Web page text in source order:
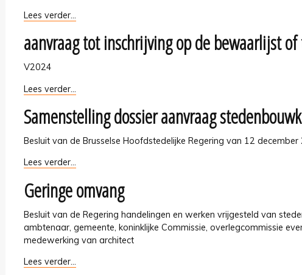
Beheersplan
erfgoed
-
Lees verder...
aanvraag tot inschrijving op de bewaarlijst
V2024
aanvraag
inschrijving
op
de
of
bescherming
Lees verder...
Samenstelling dossier aanvraag
Besluit van de Brusselse Hoofdstedelijke Regering van 12 december
Samenstelling
aanvraag
stedenbouwkundige
vergunning
-
Lees verder...
Geringe omvang
Besluit van de Regering handelingen en werken vrijgesteld van
ambtenaar, gemeente, koninklijke Commissie, overlegcommissie
medewerking van architect
Geringe
Lees verder...